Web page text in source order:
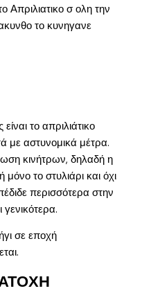
Απριλιατικο σ ολη την
το κυνηγανε
το απριλιάτικο
με αστυνομικά μέτρα.
κινήτρων, δηλαδή η
το στυλιάρι και όχι
περισσότερα στην
σε εποχή